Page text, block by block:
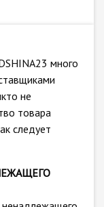
много
не
товара
следует